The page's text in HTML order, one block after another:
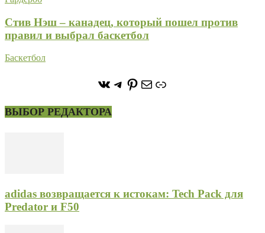
Стив Нэш – канадец, который пошел против
правил и выбрал баскетбол
Баскетбол
https://vk.com/
https://t.me/stoneforest
https://
ПочтаСсылка
ВЫБОР РЕДАКТОРА
adidas возвращается к истокам: Tech Pack для
Predator и F50